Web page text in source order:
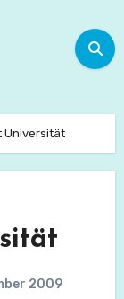
Universität
2009